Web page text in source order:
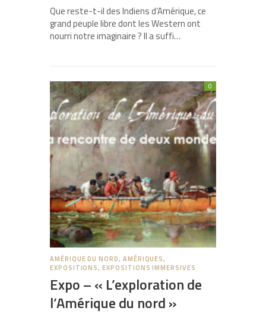
Que reste-t-il des Indiens d’Amérique, ce
grand peuple libre dont les Western ont
nourri notre imaginaire ? Il a suffi…
AMÉRIQUE DU NORD, AMÉRIQUES,
EXPOSITIONS,EXPOSITIONS IMMERSIVES
Expo – « L’exploration de
l’Amérique du nord »
0